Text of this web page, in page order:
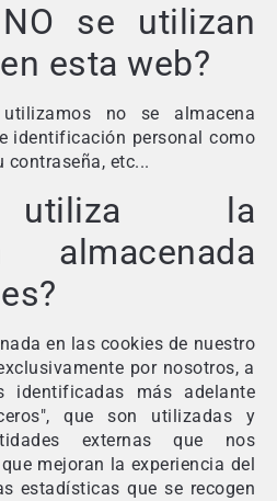
se utilizan
esta web?
no se almacena
identificación personal como
contraseña, etc...
utiliza la
almacenada
en las cookies de nuestro
por nosotros, a
identificadas más adelante
que son utilizadas y
externas que nos
mejoran la experiencia del
estadísticas que se recogen